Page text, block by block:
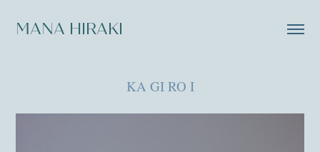
MANA HIRAKI
KA GI RO I